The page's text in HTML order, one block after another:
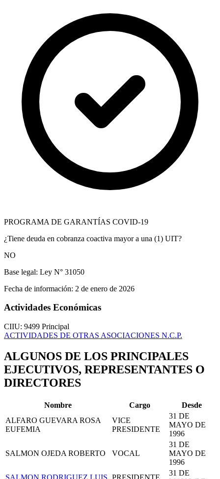
PROGRAMA DE GARANTÍAS COVID-19
¿Tiene deuda en cobranza coactiva mayor a una (1) UIT?
NO
Base legal: Ley N° 31050
Fecha de información: 2 de enero de 2026
Actividades Económicas
CIIU: 9499 Principal
ACTIVIDADES DE OTRAS ASOCIACIONES N.C.P.
ALGUNOS DE LOS PRINCIPALES
EJECUTIVOS, REPRESENTANTES O
DIRECTORES
Nombre Cargo
Desde
ALFARO GUEVARA ROSA
EUFEMIA
VICE
PRESIDENTE
31 DE
MAYO DE
1996
SALMON OJEDA ROBERTO VOCAL
31 DE
MAYO DE
1996
SALMON RODRIGUEZ LUIS PRESIDENTE
31 DE